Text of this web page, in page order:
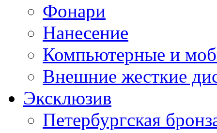
Фонари
Нанесение
Компьютерные и
Внешние жесткие
Эксклюзив
Петербургская